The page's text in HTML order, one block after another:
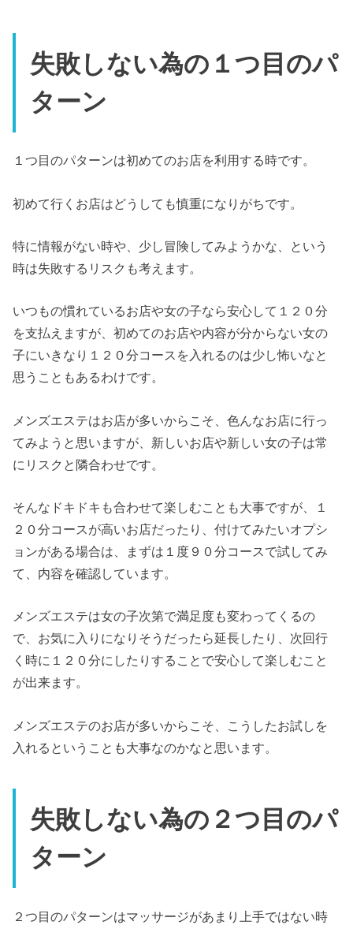
失敗しない為の１つ目のパ
ターン
１つ目のパターンは初めてのお店を利用する時です。
初めて行くお店はどうしても慎重になりがちです。
特に情報がない時や、少し冒険してみようかな、という
時は失敗するリスクも考えます。
いつもの慣れているお店や女の子なら安心して１２０分
を支払えますが、初めてのお店や内容が分からない女の
子にいきなり１２０分コースを入れるのは少し怖いなと
思うこともあるわけです。
メンズエステはお店が多いからこそ、色んなお店に行っ
てみようと思いますが、新しいお店や新しい女の子は常
にリスクと隣合わせです。
そんなドキドキも合わせて楽しむことも大事ですが、１
２０分コースが高いお店だったり、付けてみたいオプシ
ョンがある場合は、まずは１度９０分コースで試してみ
て、内容を確認しています。
メンズエステは女の子次第で満足度も変わってくるの
で、お気に入りになりそうだったら延長したり、次回行
く時に１２０分にしたりすることで安心して楽しむこと
が出来ます。
メンズエステのお店が多いからこそ、こうしたお試しを
入れるということも大事なのかなと思います。
失敗しない為の２つ目のパ
ターン
２つ目のパターンはマッサージがあまり上手ではない時